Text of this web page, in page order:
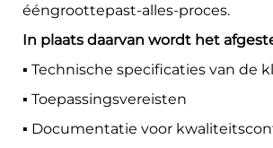
ééngroottepast-alles-proces.
In plaats daarvan wordt het
▪️ Technische specificaties van de
▪️ Toepassingsvereisten
▪️ Documentatie voor